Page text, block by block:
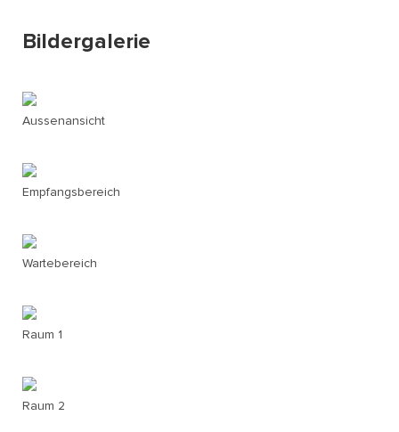
Bildergalerie
Aussenansicht
Empfangsbereich
Wartebereich
Raum 1
Raum 2